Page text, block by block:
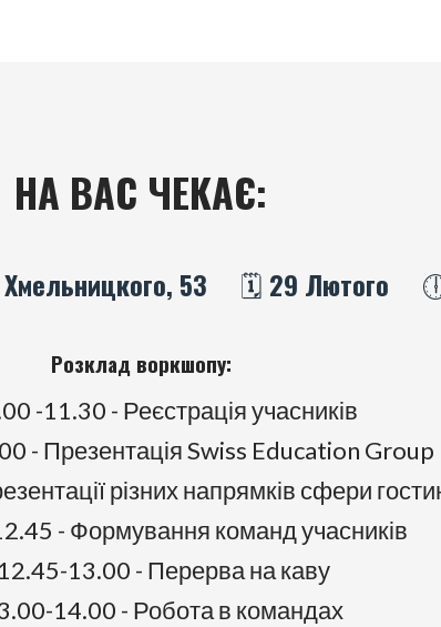
НА ВАС ЧЕКАЄ:
53 🗓️ 29 Лютого
Розклад воркшопу:
-11.30 - Реєстрація учасників
- Презентація Swiss Education Group
різних напрямків сфери
- Формування команд учасників
12.45-13.00 - Перерва на каву
14.00 - Робота в командах